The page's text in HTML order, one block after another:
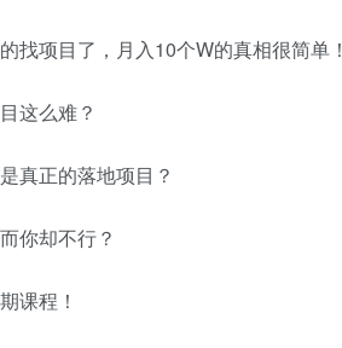
找项目了，月入10个W的真相很简单！
这么难？
真正的落地项目？
你却不行？
课程！